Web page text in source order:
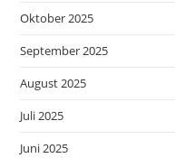
Oktober 2025
September 2025
August 2025
Juli 2025
Juni 2025